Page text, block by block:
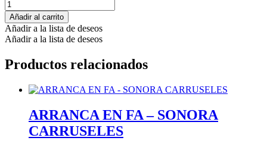
Añadir al carrito
Añadir a la lista de deseos
Añadir a la lista de deseos
Productos relacionados
ARRANCA EN FA – SONORA
CARRUSELES